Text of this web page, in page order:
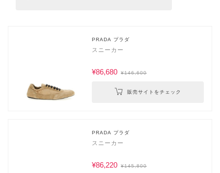
PRADA プラダ
スニーカー
¥86,680 ¥146,600
販売サイトをチェック
PRADA プラダ
スニーカー
¥86,220 ¥145,800